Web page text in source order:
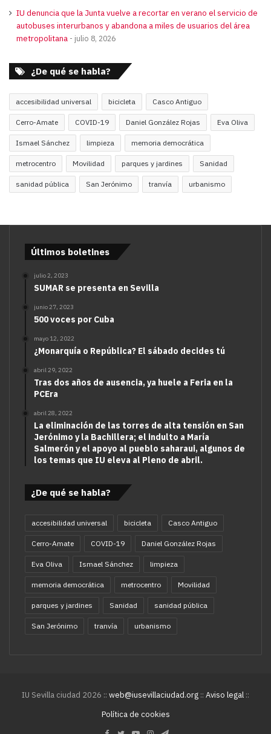
IU denuncia que la Junta vuelve a recortar en verano el servicio de
autobuses interurbanos y abandona a miles de usuarios del área
metropolitana
julio 8, 2026
¿De qué se habla?
accesibilidad universal bicicleta Casco Antiguo
Cerro-Amate COVID-19 Daniel González Rojas Eva Oliva
Ismael Sánchez limpieza memoria democrática
metrocentro Movilidad parques y jardines Sanidad
sanidad pública San Jerónimo tranvía urbanismo
Últimos boletines
julio 2, 2023
SUMAR se presenta en Sevilla
junio 27, 2023
500 voces por Cuba
mayo 12, 2022
¿Monarquía o República? El sábado decides tú
abril 29, 2022
Tras dos años de ausencia, ya huele a Feria en la
PCEra
abril 28, 2022
La eliminación de las torres de alta tensión en San
Jerónimo y la Bachillera; el indulto a María
Salmerón y el apoyo al pueblo saharaui, algunos de
los temas que IU eleva al Pleno de abril.
¿De qué se habla?
accesibilidad universal bicicleta Casco Antiguo
Cerro-Amate COVID-19 Daniel González Rojas
Eva Oliva Ismael Sánchez limpieza
memoria democrática metrocentro Movilidad
parques y jardines Sanidad sanidad pública
San Jerónimo tranvía urbanismo
IU Sevilla ciudad 2026 :: web@iusevillaciudad.org :: Aviso legal ::
Política de cookies